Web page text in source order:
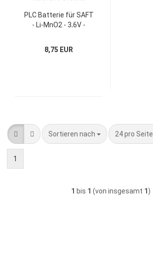
PLC Batterie für SAFT
- Li-MnO2 - 3,6V -
8,75 EUR
Sortieren nach
Sortieren nach 24 pro Seite
pro Seite
1
1 bis 1 (von insgesamt 1 )